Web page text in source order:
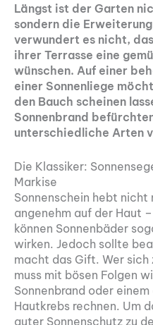
Längst ist der Garten
sondern die
verwundert es nicht,
ihrer Terrasse eine
wünschen. Auf einer
einer Sonnenliege
den Bauch scheinen
Sonnenbrand
unterschiedliche Arten
Die Klassiker:
Markise
Sonnenschein hebt nicht
angenehm auf der Haut
können Sonnenbäder
wirken. Jedoch sollte
macht das Gift. Wer sich
muss mit bösen Folgen
Sonnenbrand oder
Hautkrebs rechnen. Um
guter Sonnenschutz zu